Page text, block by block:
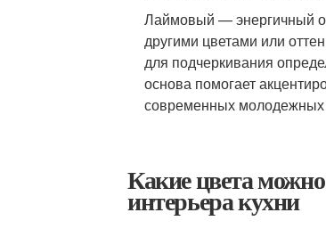
Лаймовый — энергичный
другими цветами или
для подчеркивания
основа помогает
современных молодежных
Какие цвета
интерьера кухни